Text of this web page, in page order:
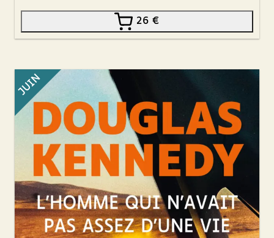
26€
JUIN